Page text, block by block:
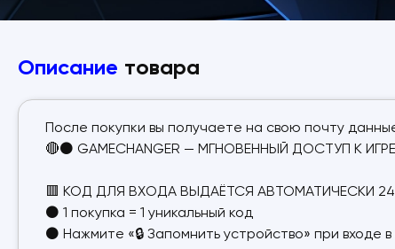
Описание товара
После покупки вы получаете на свою почту
🔴⚫ GAMECHANGER — МГНОВЕННЫЙ ДОСТУП К
🟥 КОД ДЛЯ ВХОДА ВЫДАЁТСЯ АВТОМАТИЧЕСКИ
⚫ 1 покупка = 1 уникальный код
⚫ Нажмите «🔒 Запомнить устройство» при входе в